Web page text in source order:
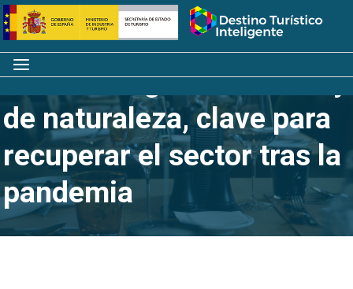
Saltar
al
contenido
Inicio
Menú
El turismo gastronómico y
de naturaleza, clave para
recuperar el sector tras la
pandemia